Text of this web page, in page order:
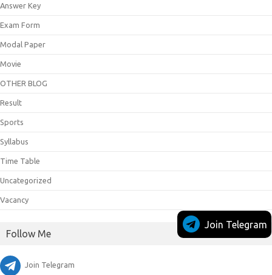
Answer Key
Exam Form
Modal Paper
Movie
OTHER BLOG
Result
Sports
Syllabus
Time Table
Uncategorized
Vacancy
Follow Me
Join Telegram
Join Telegram